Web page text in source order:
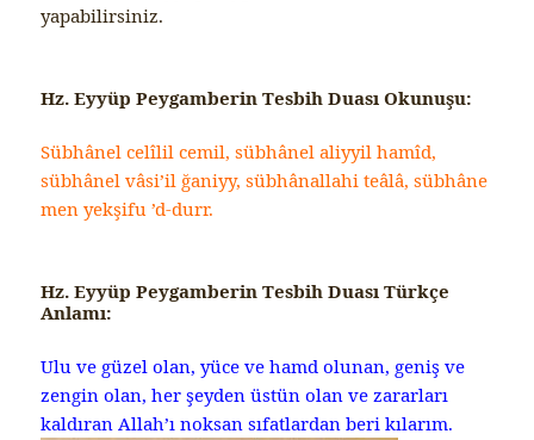
yapabilirsiniz.
Hz. Eyyüp Peygamberin Tesbih Duası Okunuşu:
Sübhânel celîlil cemil, sübhânel aliyyil hamîd,
sübhânel vâsi’il ğaniyy, sübhânallahi teâlâ, sübhâne
men yekşifu ’d-durr.
Hz. Eyyüp Peygamberin Tesbih Duası Türkçe
Anlamı:
Ulu ve güzel olan, yüce ve hamd olunan, geniş ve
zengin olan, her şeyden üstün olan ve zararları
kaldıran Allah’ı noksan sıfatlardan beri kılarım.